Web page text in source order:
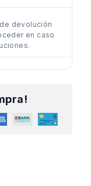
devolución
en caso